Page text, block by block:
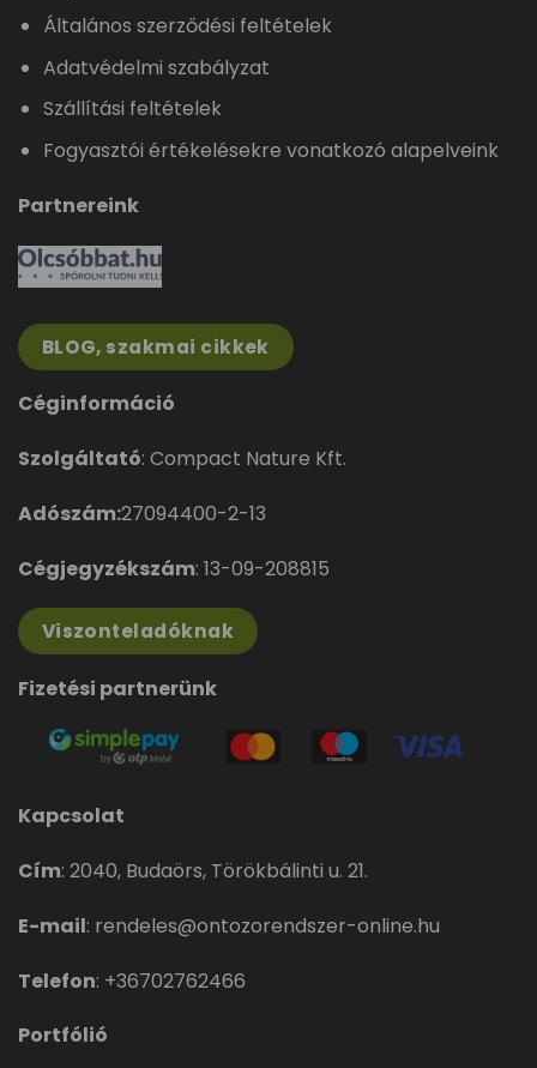
Általános szerződési feltételek
Adatvédelmi szabályzat
Szállítási feltételek
Fogyasztói értékelésekre vonatkozó alapelveink
Partnereink
BLOG, szakmai cikkek
Céginformáció
Szolgáltató: Compact Nature Kft.
Adószám:27094400-2-13
Cégjegyzékszám: 13-09-208815
Viszonteladóknak
Fizetési partnerünk
Kapcsolat
Cím: 2040, Budaörs, Törökbálinti u. 21.
E-mail: rendeles@ontozorendszer-online.hu
Telefon: +36702762466
Portfólió